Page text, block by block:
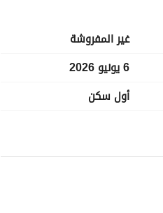
غير المفروشة
6 يونيو 2026
أول سكن